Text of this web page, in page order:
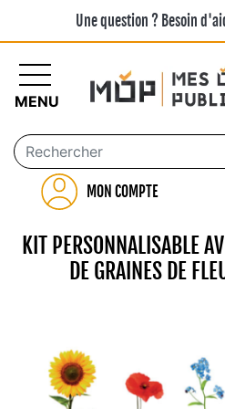
Une question ? Besoin
MON COMPTE
MENU
KIT PERSONNALISABLE
DE GRAINES DE